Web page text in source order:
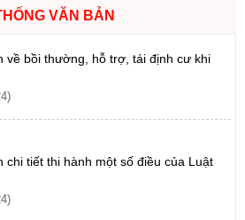
VĂN BẢN
về bồi thường, hỗ trợ, tái định cư khi
chi tiết thi hành một số điều của Luật